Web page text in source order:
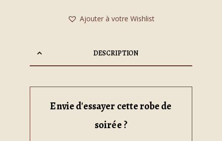
Ajouter à votre Wishlist
DESCRIPTION
Envie d'essayer cette robe de
soirée ?